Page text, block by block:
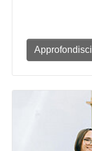
Approfondisci